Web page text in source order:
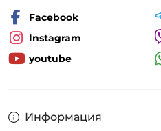
Информация
Facebook
Instagram
youtube